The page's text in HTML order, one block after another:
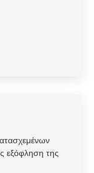
εξόφληση της